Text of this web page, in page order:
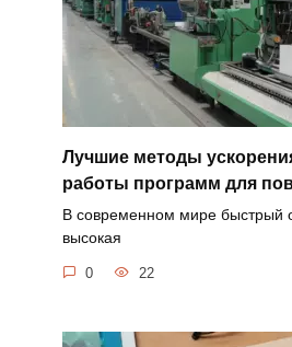
Лучшие методы
работы программ для
В современном мире быстрый
высокая
0 22